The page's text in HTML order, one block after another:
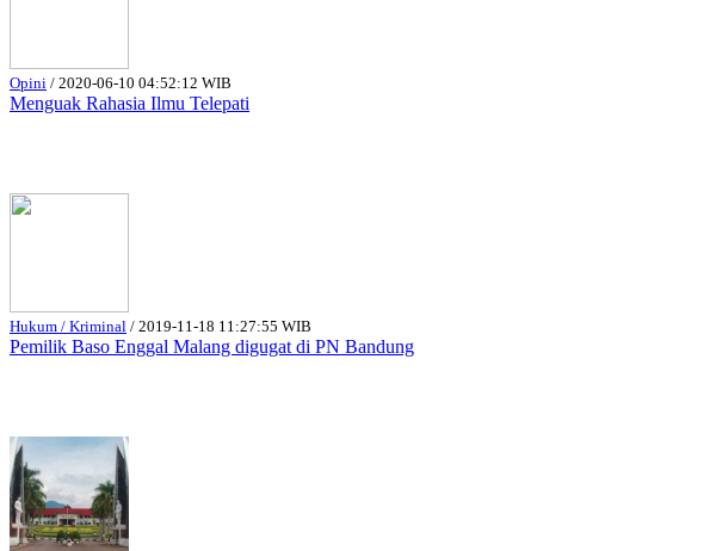
Opini / 2020-06-10 04:52:12 WIB
Menguak Rahasia Ilmu Telepati
Hukum / Kriminal / 2019-11-18 11:27:55 WIB
Pemilik Baso Enggal Malang digugat di PN Bandung